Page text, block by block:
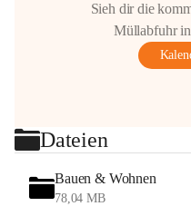
Sieh dir die
Müllabfuhr
Dateien
Bauen & Wohnen
78,04 MB